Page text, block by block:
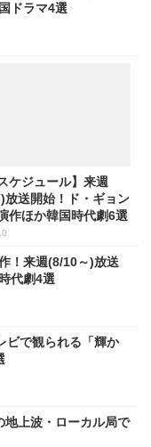
ドラマ4選
ケジュール】来週
放送開始！ド・ギョン
作ほか韓国時代劇6選
！来週(8/10～)放送
代劇4選
ビで観られる「輝か
地上波・ローカル局で